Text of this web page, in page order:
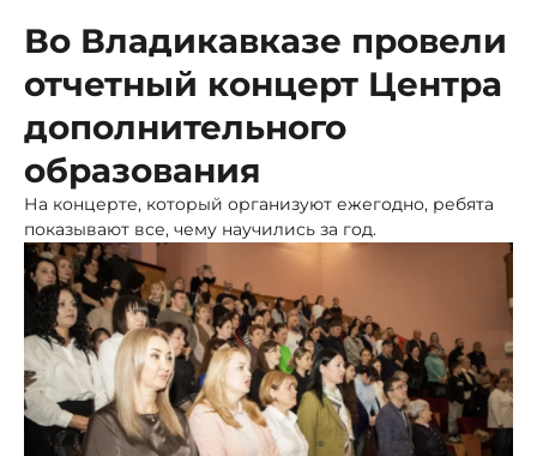
Во Владикавказе провели
отчетный концерт Центра
дополнительного
образования
На концерте, который организуют ежегодно, ребята
показывают все, чему научились за год.